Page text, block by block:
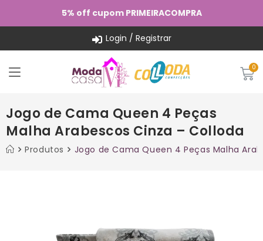
5% off cupom PRIMEIRACOMPRA
Login / Registrar
Jogo de Cama Queen 4 Peças
Malha Arabescos Cinza – Colloda
Produtos Jogo de Cama Queen 4 Peças Malha